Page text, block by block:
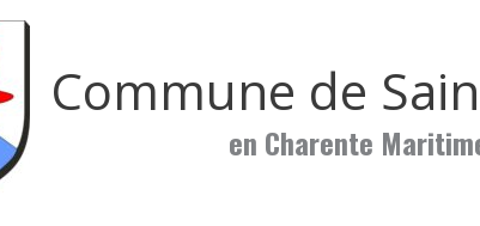
Commune de
en Charente